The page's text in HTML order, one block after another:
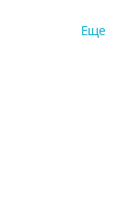
Еще